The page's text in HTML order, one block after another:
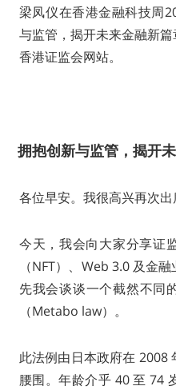
梁凤仪在香港金融科技周
与监管，揭开未来金融新
香港证监会网站。
拥抱创新与监管，揭开
各位早安。我很高兴再次出
今天，我会向大家分享证
（NFT）、Web 3.0 及金
先我会谈谈一个截然不同
（Metabo law）。
此法例由日本政府在 2008
腰围。年龄介乎 40 至 74